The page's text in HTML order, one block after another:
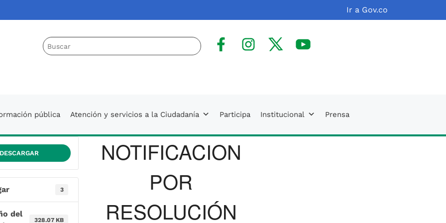
Ir a Gov.co
facebookInstagramX(Twitter)
pública Atención y servicios a la Ciudadanía Participa Institucional Prensa
DESCARGAR
3
del
328.07 KB
NOTIFICACION
POR
RESOLUCIÓN